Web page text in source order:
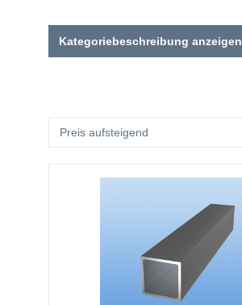
Kategoriebeschreibung anzeigen